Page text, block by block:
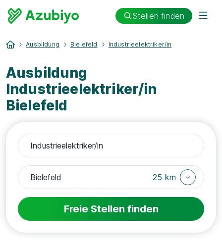
Stellen finden
Ausbildung Bielefeld Industrieelektriker/in
Ausbildung
Industrieelektriker/in
Bielefeld
25 km
Freie Stellen finden